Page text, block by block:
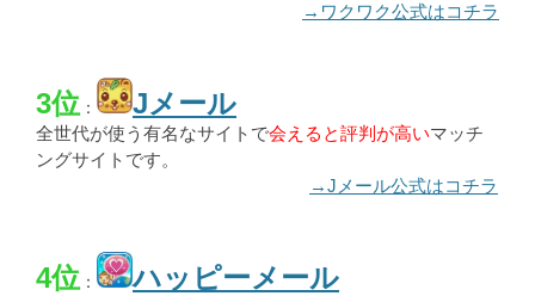
→ワクワク公式はコチラ
3位： Jメール
全世代が使う有名なサイトで会えると評判が高いマッチ
ングサイトです。
→Jメール公式はコチラ
4位： ハッピーメール